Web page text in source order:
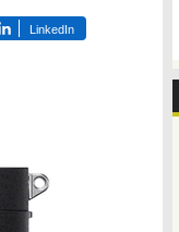
LinkedIn